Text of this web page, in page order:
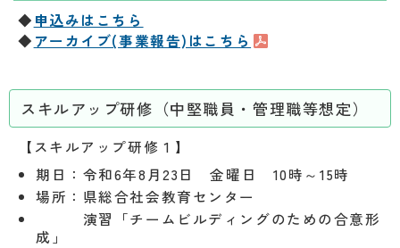
◆ 申込みはこちら
◆ アーカイブ(事業報告)はこちら
スキルアップ研修（中堅職員・管理職等想定）
【スキルアップ研修１】
期日：令和6年8月23日 金曜日 10時～ 15時
場所：県総合社会教育センター
演習「チームビルディングのための合意形
成」